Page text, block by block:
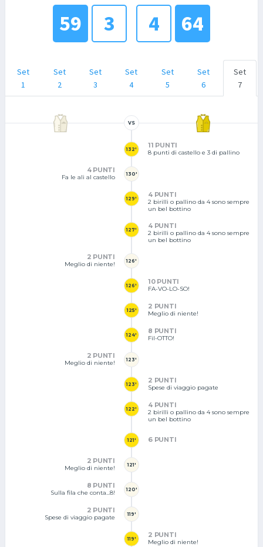
3
59 4 64
Set
1
Set
2
Set
3
Set
4
Set
5
Set
6
Set
7
VS
132' 11 PUNTI
8 punti di castello e 3 di pallino
130'
4 PUNTI
Fa le ali al castello
129' 4 PUNTI
2 birilli o pallino da 4 sono sempre
un bel bottino
127' 4 PUNTI
2 birilli o pallino da 4 sono sempre
un bel bottino
126'
2 PUNTI
Meglio di niente!
126' 10 PUNTI
FA-VO-LO-SO!
125' 2 PUNTI
Meglio di niente!
124' 8 PUNTI
Fil-OTTO!
123'
2 PUNTI
Meglio di niente!
123' 2 PUNTI
Spese di viaggio pagate
122' 4 PUNTI
2 birilli o pallino da 4 sono sempre
un bel bottino
121' 6 PUNTI
121'
2 PUNTI
Meglio di niente!
120'
8 PUNTI
Sulla fila che conta...8!
119'
2 PUNTI
Spese di viaggio pagate
119' 2 PUNTI
Meglio di niente!